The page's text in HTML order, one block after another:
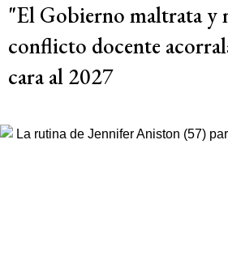
"El Gobierno maltrata y
conflicto docente
cara al 2027